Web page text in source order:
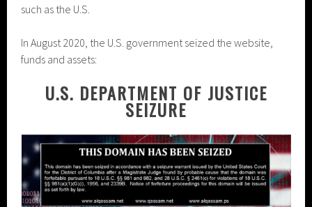
such as the U.S.
In August 2020, the U.S. government seized the website,
funds and assets:
U.S. DEPARTMENT OF JUSTICE
SEIZURE